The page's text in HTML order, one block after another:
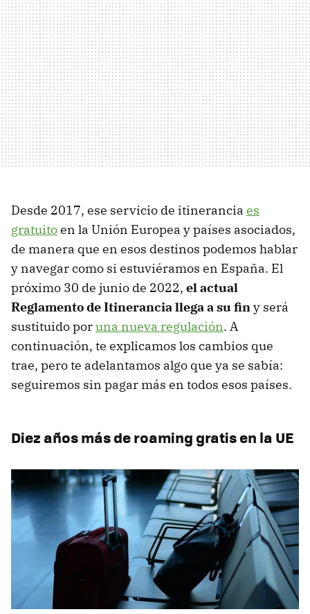
Desde 2017, ese servicio de itinerancia es
gratuitoen la Unión Europea y países asociados,
de manera que en esos destinos podemos hablar
y navegar como si estuviéramos en España. El
próximo 30 de junio de 2022, el actual
Reglamento de Itinerancia llega a su finy será
sustituido poruna nueva regulación. A
continuación, te explicamos los cambios que
trae, pero te adelantamos algo que ya se sabía:
seguiremos sin pagar más en todos esos países.
Diez años más de roaming gratis en la UE